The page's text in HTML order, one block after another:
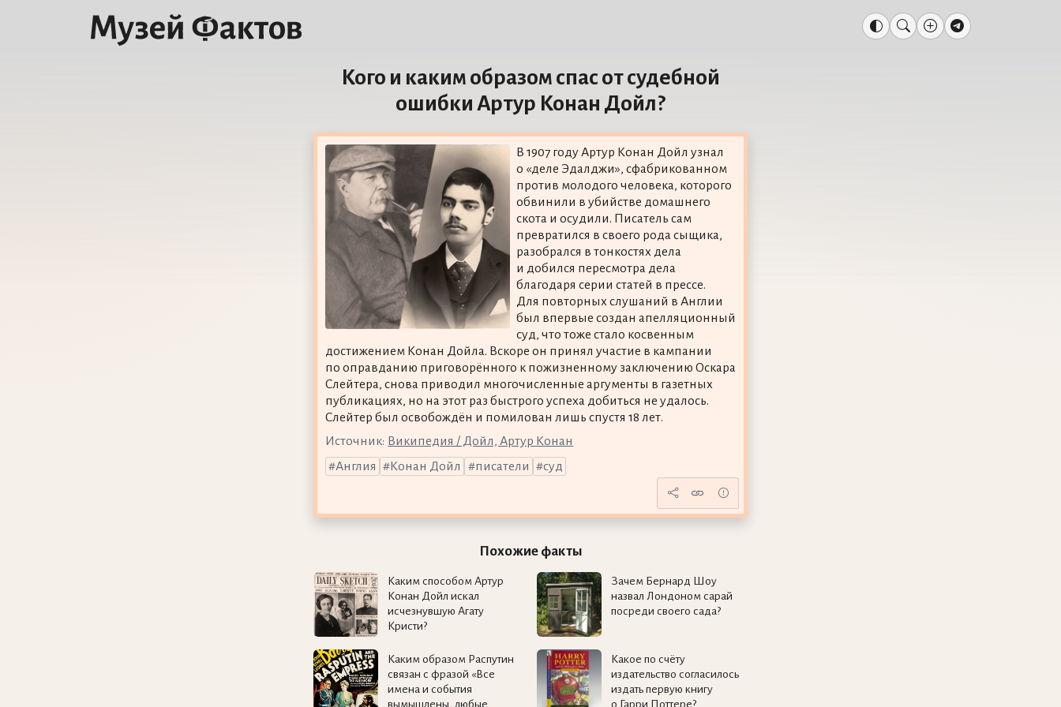
Кого и каким образом спас от судебной
ошибки Артур Конан Дойл?
В 1907 году Артур Конан Дойл узнал
о «деле Эдалджи», сфабрикованном
против молодого человека, которого
обвинили в убийстве домашнего
скота и осудили. Писатель сам
превратился в своего рода сыщика,
разобрался в тонкостях дела
и добился пересмотра дела
благодаря серии статей в прессе.
Для повторных слушаний в Англии
был впервые создан апелляционный
суд, что тоже стало косвенным
достижением Конан Дойла. Вскоре он принял участие в кампании
по оправданию приговорённого к пожизненному заключению Оскара
Слейтера, снова приводил многочисленные аргументы в газетных
публикациях, но на этот раз быстрого успеха добиться не удалось.
Слейтер был освобождён и помилован лишь спустя 18 лет.
Источник: Википедия / Дойл, Артур Конан
Англия
Конан Дойл писатели суд
Похожие факты
Каким способом Артур
Конан Дойл искал
исчезнувшую Агату
Кристи?
Зачем Бернард Шоу
назвал Лондоном сарай
посреди своего сада?
Каким образом Распутин
связан с фразой «Все
имена и события
вымышлены, любые
Какое по счёту
издательство согласилось
издать первую книгу
о Гарри Поттере?